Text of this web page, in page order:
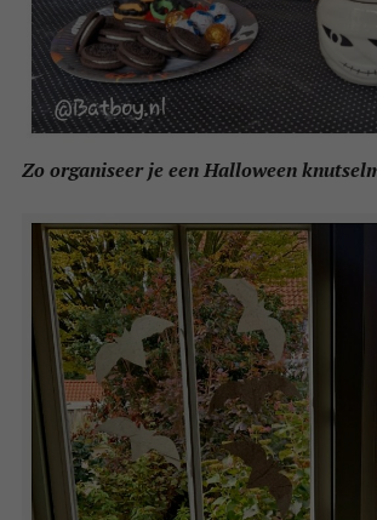
Zo organiseer je een Halloween